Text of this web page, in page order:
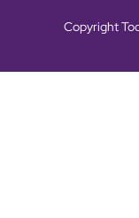
Copyright